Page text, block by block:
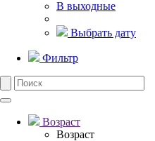
В выходные
Выбрать дату
Фильтр
Возраст
Возраст